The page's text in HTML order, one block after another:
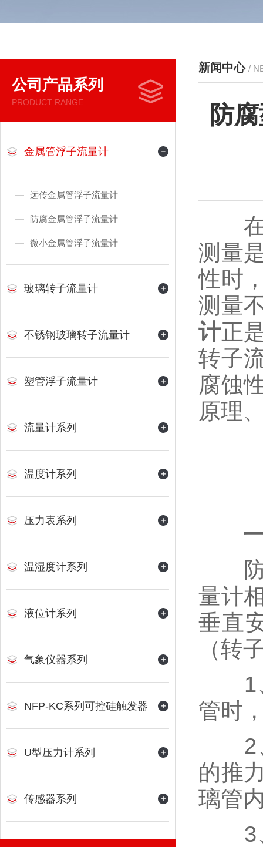
公司产品系列
PRODUCT RANGE
金属管浮子流量计
远传金属管浮子流量计
防腐金属管浮子流量计
微小金属管浮子流量计
玻璃转子流量计
不锈钢玻璃转子流量计
塑管浮子流量计
流量计系列
温度计系列
压力表系列
温湿度计系列
液位计系列
气象仪器系列
NFP-KC系列可控硅触发器
U型压力计系列
传感器系列
新闻中心 /
防
在
测量
性时
测量
计正
转子
腐蚀
原理
防
量计
垂直
（转
1、
管时
2、
的推
璃管
3、